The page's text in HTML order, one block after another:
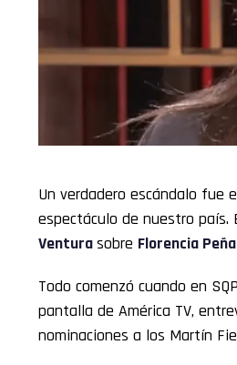
Un verdadero escándalo fue
espectáculo de nuestro
Venturasobre Florencia
Todo comenzó cuando en
pantalla de América TV,
nominaciones a los Martín